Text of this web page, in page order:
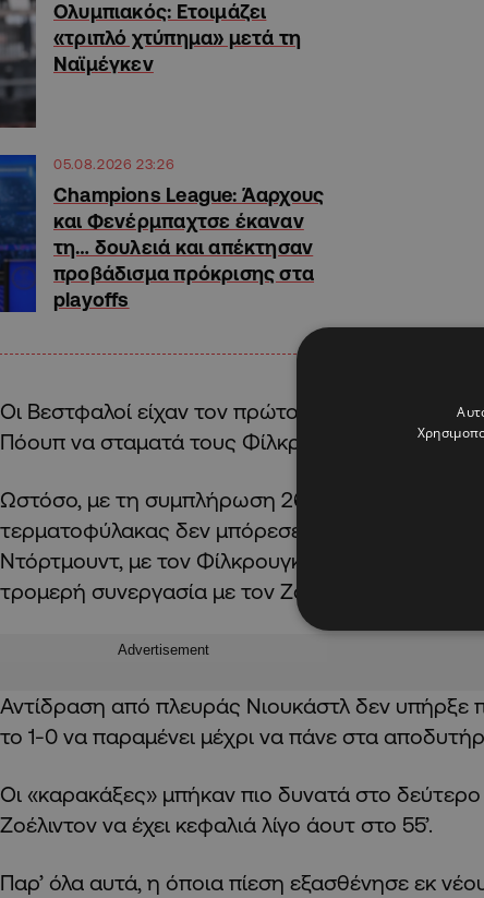
Ολυμπιακός: Ετοιμάζει
«τριπλό χτύπημα» μετά τη
Ναϊμέγκεν
05.08.2026 23:26
Champions League: Άαρχους
και Φενέρμπαχτσε έκαναν
τη… δουλειά και απέκτησαν
προβάδισμα πρόκρισης στα
playoffs
Οι Βεστφαλοί είχαν τον πρώτο λόγο από το
Πόουπ να σταματά τους Φίλκρουγκ (13’) και
Ωστόσο, με τη συμπλήρωση 26 λεπτών αγώνα ο
τερματοφύλακας δεν μπόρεσε να αποσοβήσει το
Ντόρτμουντ, με τον Φίλκρουγκ να κάνει σεφτέ
τρομερή συνεργασία με τον Ζάμπιτσερ και
Advertisement
Αντίδραση από πλευράς Νιουκάστλ δεν υπήρξε
το 1-0 να παραμένει μέχρι να πάνε στα
Οι «καρακάξες» μπήκαν πιο δυνατά στο
Ζοέλιντον να έχει κεφαλιά λίγο άουτ στο 55’.
Παρ’ όλα αυτά, η όποια πίεση εξασθένησε εκ